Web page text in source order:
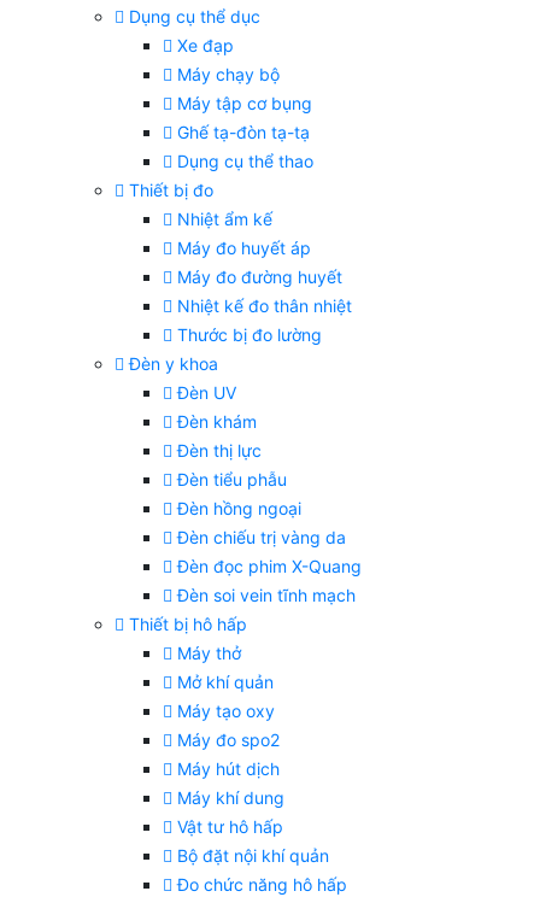
Dụng cụ thể dục
Xe đạp
Máy chạy bộ
Máy tập cơ bụng
Ghế tạ-đòn tạ-tạ
Dụng cụ thể thao
Thiết bị đo
Nhiệt ẩm kế
Máy đo huyết áp
Máy đo đường huyết
Nhiệt kế đo thân nhiệt
Thước bị đo lường
Đèn y khoa
Đèn UV
Đèn khám
Đèn thị lực
Đèn tiểu phẫu
Đèn hồng ngoại
Đèn chiếu trị vàng da
Đèn đọc phim X-Quang
Đèn soi vein tĩnh mạch
Thiết bị hô hấp
Máy thở
Mở khí quản
Máy tạo oxy
Máy đo spo2
Máy hút dịch
Máy khí dung
Vật tư hô hấp
Bộ đặt nội khí quản
Đo chức năng hô hấp